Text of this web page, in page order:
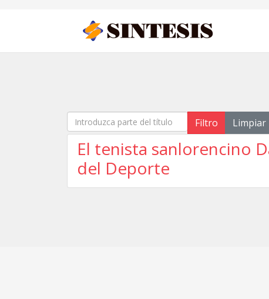
Introduzca parte del título Filtro Limpiar
El tenista sanlorencino
del Deporte